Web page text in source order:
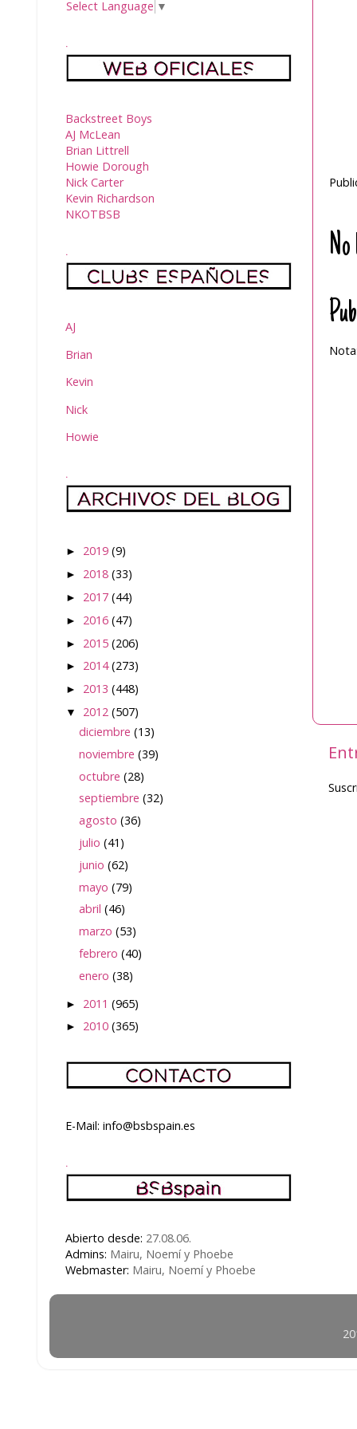
Select Language ▼
.
Backstreet Boys
AJ McLean
Brian Littrell
Howie Dorough
Nick Carter
Kevin Richardson
NKOTBSB
.
AJ
Brian
Kevin
Nick
Howie
.
► 2019 (9)
► 2018 (33)
► 2017 (44)
► 2016 (47)
► 2015 (206)
► 2014(273)
► 2013 (448)
▼ 2012 (507)
diciembre(13)
noviembre(39)
octubre(28)
septiembre(32)
agosto(36)
julio(41)
junio(62)
mayo(79)
abril(46)
marzo(53)
febrero(40)
enero(38)
► 2011 (965)
► 2010 (365)
E-Mail: info@bsbspain.es
.
Abierto desde: 27.08.06.
Admins: Mairu, Noemí y Phoebe
Webmaster: Mairu, Noemí y Phoebe